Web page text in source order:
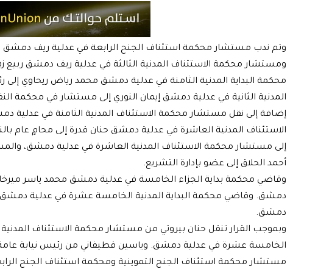
وتم ندب مستشار محكمة استئناف الجنح الرابعة في عدلية ريف دمشق
ومستشار محكمة الاستئناف المدنية الثالثة في عدلية ريف دمشق ربيع
محكمة البداية المدنية الثامنة في عدلية دمشق محمد رياض ريحاوي
المدنية الثانية في عدلية دمشق إيمان النوري إلى مستشار في محكمة
إضافة إلى نقل مستشار محكمة الاستئناف المدنية الثامنة في
الاستئناف المدنية العاشرة في عدلية دمشق حنان قدرة إلى محامٍ عام
إلى مستشار محكمة الاستئناف المدنية العاشرة في عدلية دمشق،
أحمد الحلاق إلى عضو بإدارة التشريع.
وقاضي محكمة بداية الجزاء الخامسة في عدلية دمشق محمد ياسر
دمشق. وقاضي محكمة البداية المدنية الخامسة عشرة في عدلية دمشق
دمشق.
وبموجب القرار تنقل حنان بيروتي من مستشار محكمة الاستئناف
الخامسة عشرة في عدلية دمشق. وياسين قطيفاني من رئيس نيابة
مستشار محكمة استئناف الجنح التموينية ومحكمة استئناف الجنح